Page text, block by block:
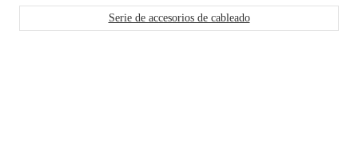
Serie de accesorios de cableado